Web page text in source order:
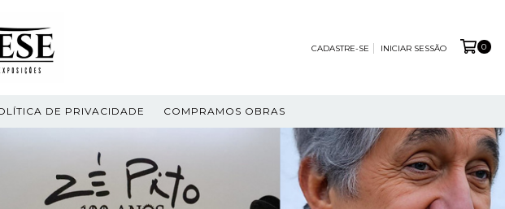
CADASTRE-SE INICIAR SESSÃO 0
DE PRIVACIDADE COMPRAMOS OBRAS